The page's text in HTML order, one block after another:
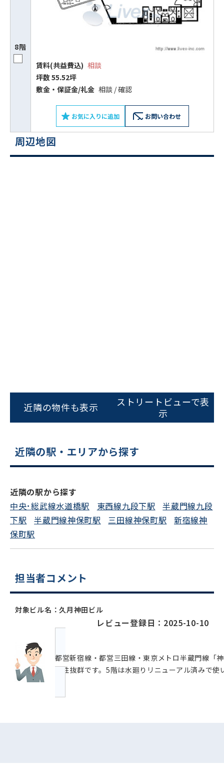
8階
賃料(共益費込) 相談
坪数 55.52坪
敷⾦‧保証⾦/礼⾦ 相談 / 確認
お気に入りに追加 お問い合わせ
をお伝えいただくと
スムーズにご案内できます
0120-620-213
周辺地図
近隣の物件も表示
ストリートビューで表
示
近隣の駅・エリアから探す
近隣の駅から探す
中央･総武線水道橋駅
東西線九段下駅
半蔵門線九段
下駅
半蔵門線神保町駅 三田線神保町駅
新宿線神
保町駅
担当者コメント
対象ビル名：久月神田ビル
レビュー登録日：2025-10-10
都営新宿線・都営三田線・東京メトロ半蔵門線「
認性抜群です。5階は水廻りリニューアル済みで使